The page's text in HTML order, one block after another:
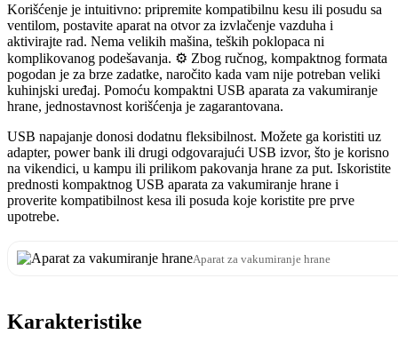
Korišćenje je intuitivno: pripremite kompatibilnu kesu ili posudu sa
ventilom, postavite aparat na otvor za izvlačenje vazduha i
aktivirajte rad. Nema velikih mašina, teških poklopaca ni
komplikovanog podešavanja. ⚙️ Zbog ručnog, kompaktnog formata
pogodan je za brze zadatke, naročito kada vam nije potreban veliki
kuhinjski uređaj. Pomoću kompaktni USB aparata za vakumiranje
hrane, jednostavnost korišćenja je zagarantovana.
USB napajanje donosi dodatnu fleksibilnost. Možete ga koristiti uz
adapter, power bank ili drugi odgovarajući USB izvor, što je korisno
na vikendici, u kampu ili prilikom pakovanja hrane za put. Iskoristite
prednosti kompaktnog USB aparata za vakumiranje hrane i
proverite kompatibilnost kesa ili posuda koje koristite pre prve
upotrebe.
Aparat za vakumiranje hrane
Karakteristike